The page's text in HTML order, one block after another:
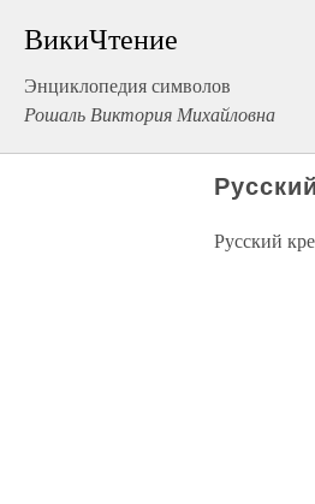
ВикиЧтение
Энциклопедия символов
Рошаль Виктория Михайловна
Русский